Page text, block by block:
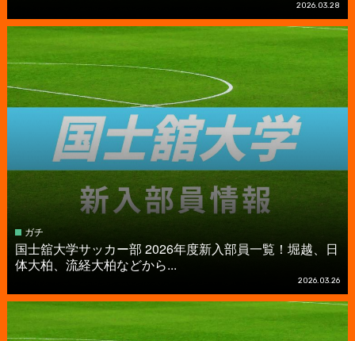
2026.03.28
ガチ
国士舘大学サッカー部 2026年度新入部員一覧！堀越、日
体大柏、流経大柏などから...
2026.03.26